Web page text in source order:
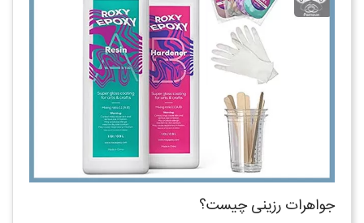
جواهرات رزینی چیست؟